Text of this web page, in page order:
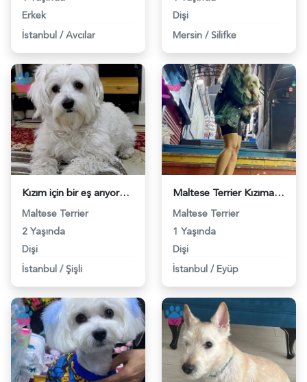
Erkek
İstanbul / Avcılar
Dişi
Mersin / Silifke
Kızım için bir eş arıyorum - 118984084
Maltese Terrier
2 Yaşında
Dişi
İstanbul / Şişli
Maltese Terrier Kızıma Tatlış Eş Arıyoruz - 118984022
Maltese Terrier
1 Yaşında
Dişi
İstanbul / Eyüp